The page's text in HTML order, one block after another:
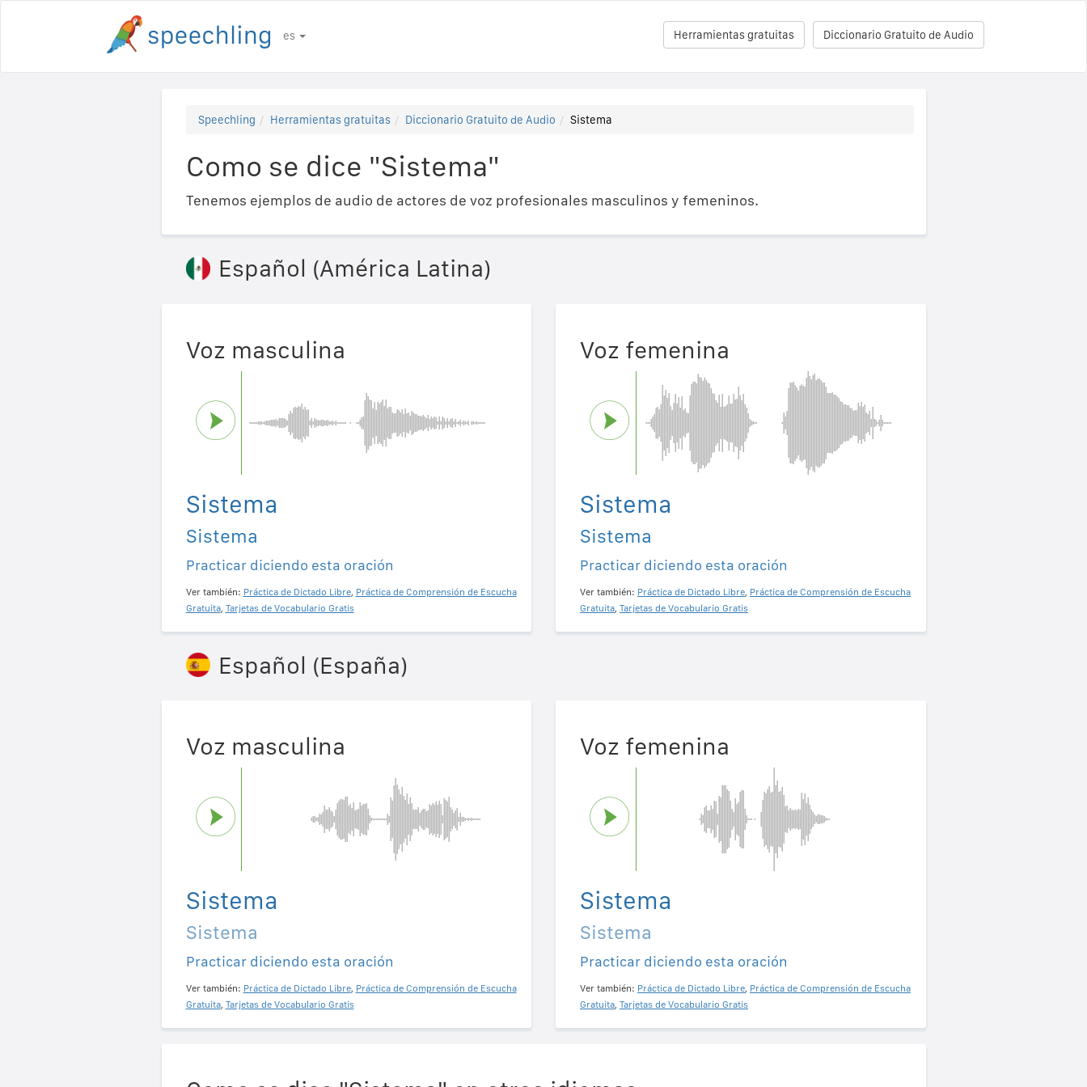
es Diccionario Gratuito de Audio
Herramientas gratuitas
Speechling Herramientas gratuitas Diccionario Gratuito de Audio Sistema
Como se dice "Sistema"
Tenemos ejemplos de audio de actores de voz profesionales masculinos y femeninos.
Español (América Latina)
Voz masculina
Sistema
Sistema
Practicar diciendo esta oración
Ver también: Práctica de Dictado Libre, Práctica de Comprensión de Escucha
Gratuita, Tarjetas de Vocabulario Gratis
Voz femenina
Sistema
Sistema
Practicar diciendo esta oración
Ver también: Práctica de Dictado Libre, Práctica de Comprensión de Escucha
Gratuita, Tarjetas de Vocabulario Gratis
Español (España)
Voz masculina
Sistema
Sistema
Practicar diciendo esta oración
Ver también: Práctica de Dictado Libre, Práctica de Comprensión de Escucha
Gratuita, Tarjetas de Vocabulario Gratis
Voz femenina
Sistema
Sistema
Practicar diciendo esta oración
Ver también: Práctica de Dictado Libre, Práctica de Comprensión de Escucha
Gratuita, Tarjetas de Vocabulario Gratis